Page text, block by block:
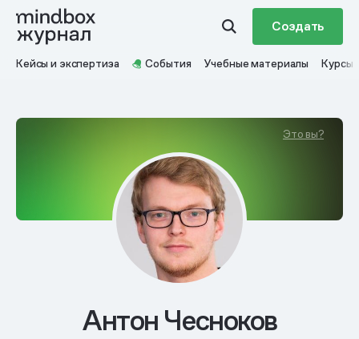
Создать
Кейсы и экспертиза События Учебные материалы Курсы
Это вы?
Антон Чесноков